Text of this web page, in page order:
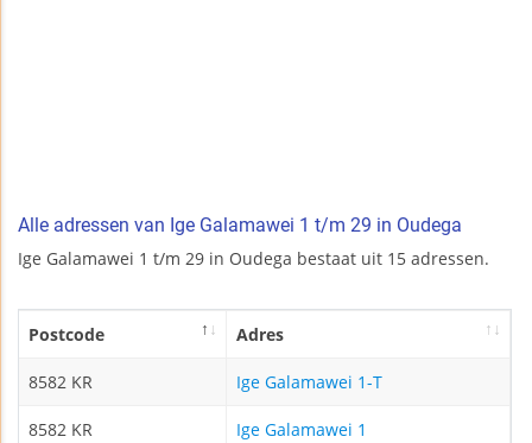
Alle adressen van Ige Galamawei 1 t/m 29 in Oudega
Ige Galamawei 1 t/m 29 in Oudega bestaat uit 15 adressen.
Postcode Adres
8582 KR Ige Galamawei 1-T
8582 KR Ige Galamawei 1